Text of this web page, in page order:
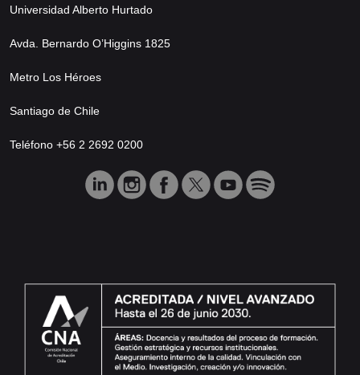
Universidad Alberto Hurtado
Avda. Bernardo O’Higgins 1825
Metro Los Héroes
Santiago de Chile
Teléfono +56 2 2692 0200